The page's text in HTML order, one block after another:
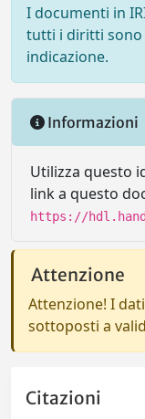
I documenti in
tutti i diritti sono
indicazione.
Informazioni
Utilizza questo
link a questo
https://
Attenzione
Attenzione! I
sottoposti a
Citazioni